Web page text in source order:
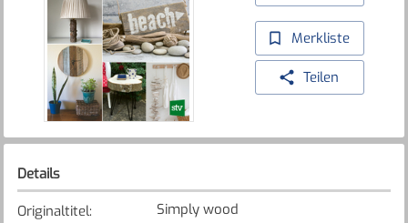
Merkliste
Teilen
Details
Originaltitel:
Simply wood